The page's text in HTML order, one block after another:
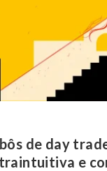
de day
e